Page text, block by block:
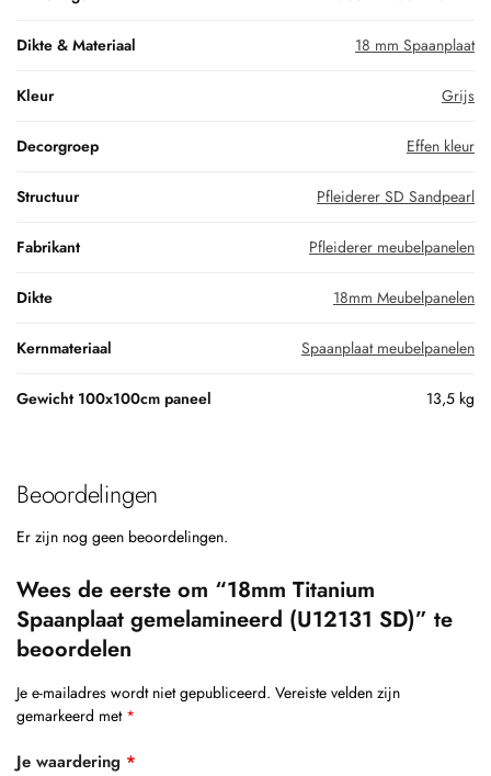
Dikte & Materiaal 18 mm Spaanplaat
Kleur Grijs
Decorgroep Effen kleur
Structuur Pfleiderer SD Sandpearl
Fabrikant Pfleiderer meubelpanelen
Dikte 18mm Meubelpanelen
Kernmateriaal Spaanplaat meubelpanelen
Gewicht 100x100cm paneel 13,5 kg
Beoordelingen
Er zijn nog geen beoordelingen.
Wees de eerste om “18mm Titanium
Spaanplaat gemelamineerd (U12131 SD)” te
beoordelen
Je e-mailadres wordt niet gepubliceerd. Vereiste velden zijn
gemarkeerd met *
Je waardering *